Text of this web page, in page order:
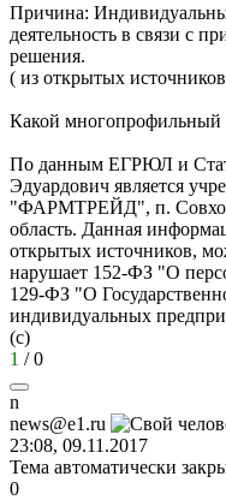
Причина:
деятельность в связи с
решения.
( из открытых
Какой многопрофильный
По данным ЕГРЮЛ и
Эдуардович является
"ФАРМТРЕЙД", п.
область. Данная
открытых источников,
нарушает 152-ФЗ "О
129-ФЗ "О
индивидуальных
(с)
1 /0
n
news@e1.ru
23:08, 09.11.2017
Тема автоматически
0